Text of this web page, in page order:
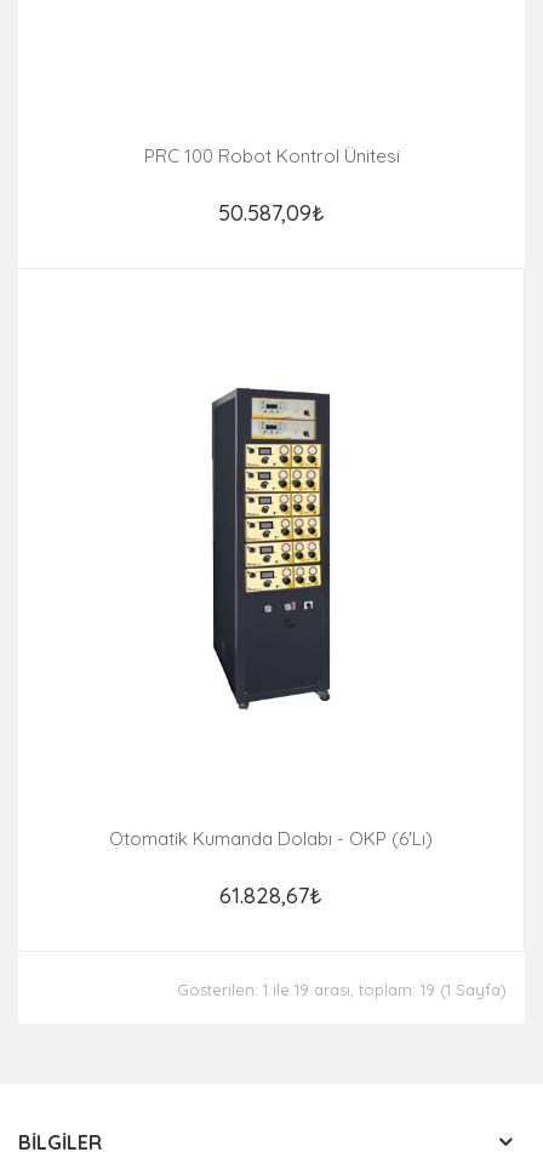
PRC 100 Robot Kontrol Ünitesi
50.587,09₺
Otomatik Kumanda Dolabı - OKP (6'lı)
61.828,67₺
Gösterilen: 1 ile 19 arası, toplam: 19 (1 Sayfa)
BILGILER